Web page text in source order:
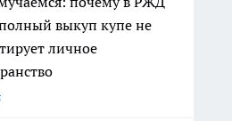
выкуп купе не
личное